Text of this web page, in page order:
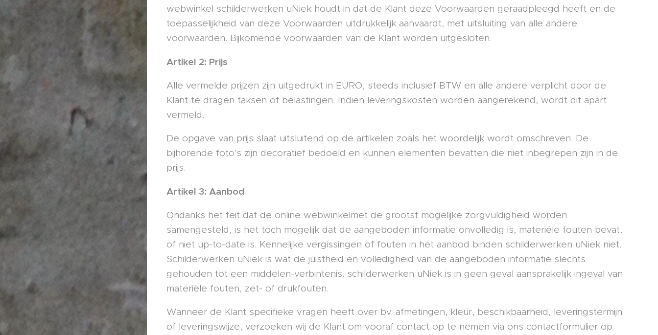
webwinkel schilderwerken uNiek houdt in dat de Klant deze Voorwaarden geraadpleegd heeft en de
toepasselijkheid van deze Voorwaarden uitdrukkelijk aanvaardt, met uitsluiting van alle andere
voorwaarden. Bijkomende voorwaarden van de Klant worden uitgesloten.
Artikel 2: Prijs
Alle vermelde prijzen zijn uitgedrukt in EURO, steeds inclusief BTW en alle andere verplicht door de
Klant te dragen taksen of belastingen. Indien leveringskosten worden aangerekend, wordt dit apart
vermeld.
De opgave van prijs slaat uitsluitend op de artikelen zoals het woordelijk wordt omschreven. De
bijhorende foto's zijn decoratief bedoeld en kunnen elementen bevatten die niet inbegrepen zijn in de
prijs.
Artikel 3: Aanbod
Ondanks het feit dat de online webwinkelmet de grootst mogelijke zorgvuldigheid worden
samengesteld, is het toch mogelijk dat de aangeboden informatie onvolledig is, materiële fouten bevat,
of niet up-to-date is. Kennelijke vergissingen of fouten in het aanbod binden schilderwerken uNiek niet.
Schilderwerken uNiek is wat de juistheid en volledigheid van de aangeboden informatie slechts
gehouden tot een middelen-verbintenis. schilderwerken uNiek is in geen geval aansprakelijk ingeval van
materiële fouten, zet- of drukfouten.
Wanneer de Klant specifieke vragen heeft over bv. afmetingen, kleur, beschikbaarheid, leveringstermijn
of leveringswijze, verzoeken wij de Klant om vooraf contact op te nemen via ons contactformulier op